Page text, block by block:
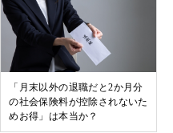
「月末以外の退職だと2か月分
の社会保険料が控除されないた
めお得」は本当か？